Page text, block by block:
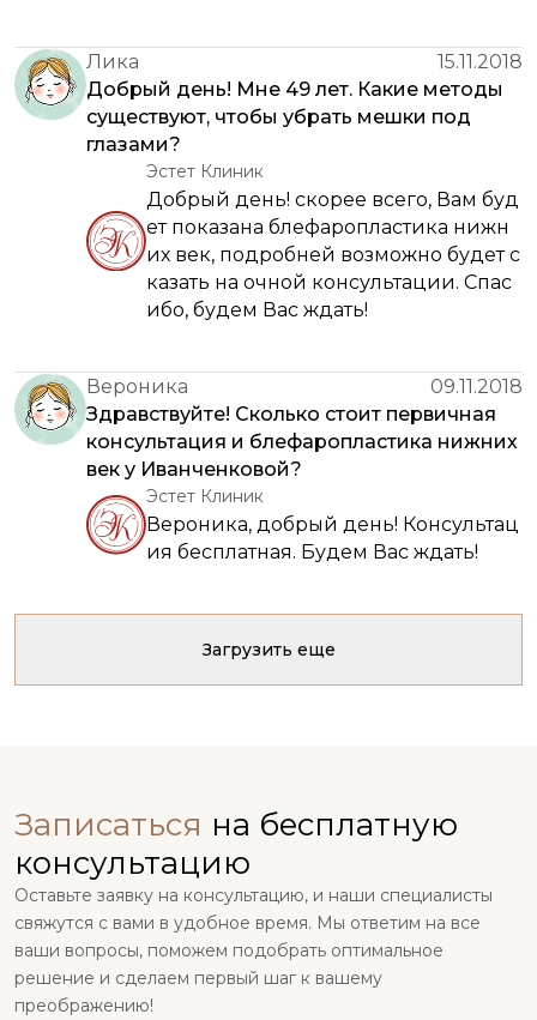
Лика
15.11.2018
Добрый день! Мне 49 лет. Какие методы
существуют, чтобы убрать мешки под
глазами?
Эстет Клиник
Добрый день! скорее всего, Вам буд
ет показана блефаропластика нижн
их век, подробней возможно будет с
казать на очной консультации. Спас
ибо, будем Вас ждать!
Вероника
09.11.2018
Здравствуйте! Сколько стоит первичная
консультация и блефаропластика нижних
век у Иванченковой?
Эстет Клиник
Вероника, добрый день! Консультац
ия бесплатная. Будем Вас ждать!
Загрузить еще
Записаться на бесплатную
консультацию
Оставьте заявку на консультацию, и наши специалисты
свяжутся с вами в удобное время. Мы ответим на все
ваши вопросы, поможем подобрать оптимальное
решение и сделаем первый шаг к вашему
преображению!